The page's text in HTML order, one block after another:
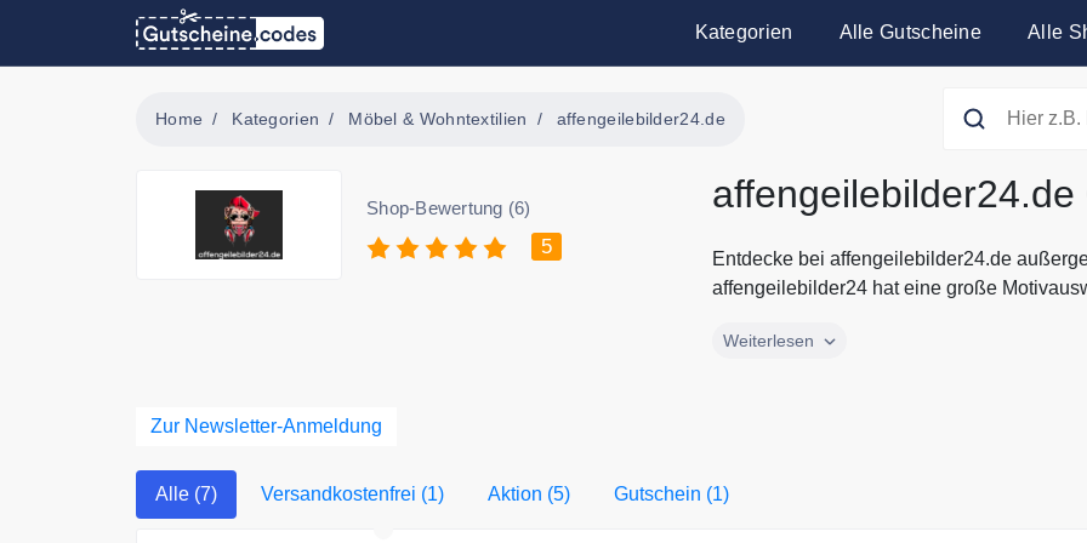
Kategorien Alle Gutscheine Alle
Home Kategorien Möbel & Wohntextilien affengeilebilder24.de
Shop-Bewertung (6)
5
Entdecke bei affengeilebilder24.de
affengeilebilder24 hat eine große
Entdecke bei affengeilebilder24.de
immer hier auf Gutscheine.codes.
Weiterlesen
Zur Newsletter-Anmeldung
Alle (7) Versandkostenfrei (1) Aktion (5) Gutschein (1)